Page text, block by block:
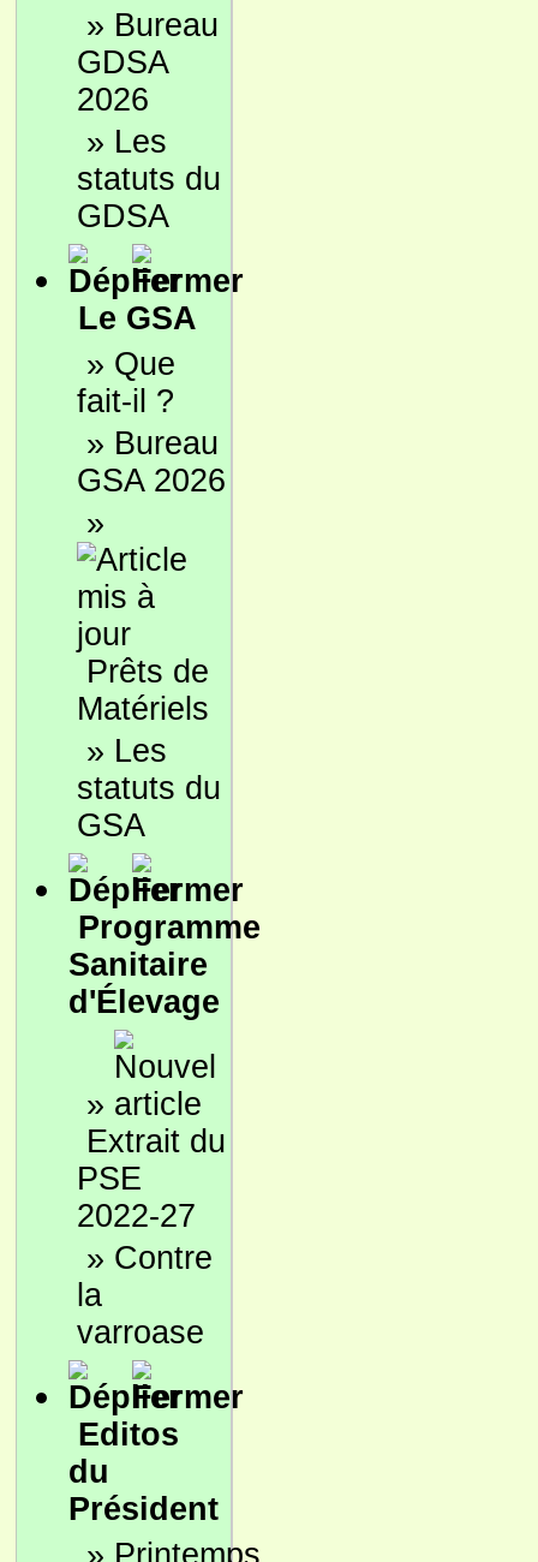
» Bureau
GDSA
2026
» Les
statuts du
GDSA
Le GSA
» Que
fait-il ?
» Bureau
GSA 2026
»
Prêts de
Matériels
» Les
statuts du
GSA
Programme
Sanitaire
d'Élevage
»
Extrait du
PSE
2022-27
» Contre
la
varroase
Editos
du
Président
» Printemps